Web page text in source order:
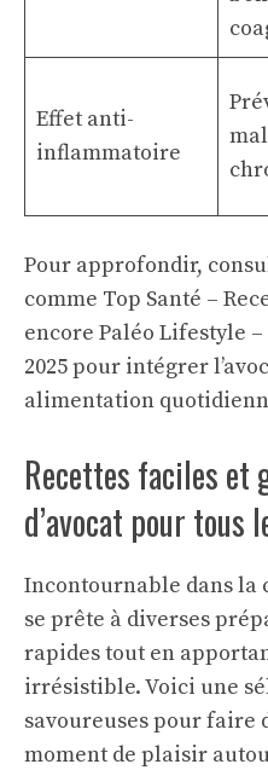
Effet anti-
inflammatoire
Pour approfondir,
comme Top Santé –
encore Paléo Lifestyle
2025pour intégrer
alimentation
Recettes faciles et
d’avocat pour tous
Incontournable dans la
se prête à diverses
rapides tout en
irrésistible. Voici une
savoureuses pour faire
moment de plaisir